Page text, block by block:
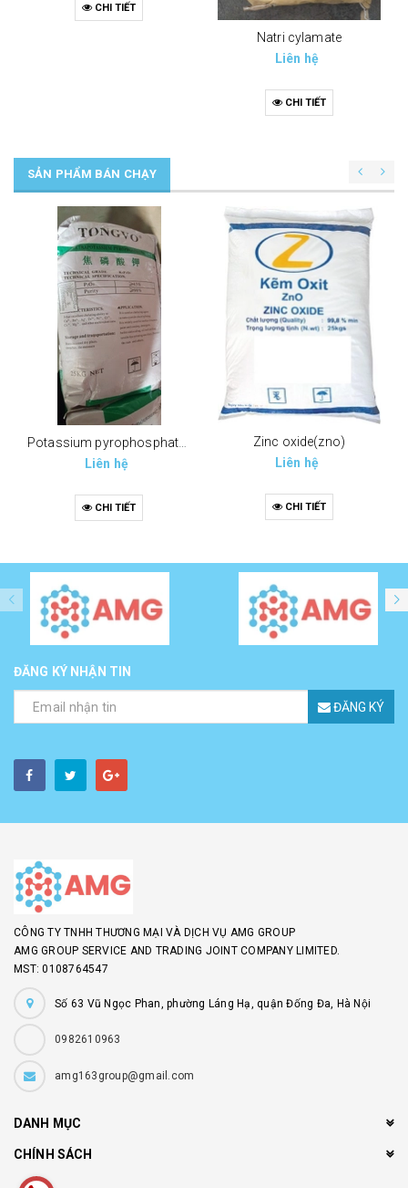
CHI TIẾT
Natri cylamate
Liên hệ
CHI TIẾT
SẢN PHẨM BÁN CHẠY
Potassium pyrophosphate (tppp) (k4p2o7)
Liên hệ
CHI TIẾT
Zinc oxide(zno)
Liên hệ
CHI TIẾT
ĐĂNG KÝ NHẬN TIN
ĐĂNG KÝ
CÔNG TY TNHH THƯƠNG MẠI VÀ DỊCH VỤ AMG GROUP
AMG GROUP SERVICE AND TRADING JOINT COMPANY LIMITED.
MST: 0108764547
Số 63 Vũ Ngọc Phan, phường Láng Hạ, quận Đống Đa, Hà Nội
0982610963
amg163group@gmail.com
DANH MỤC
CHÍNH SÁCH